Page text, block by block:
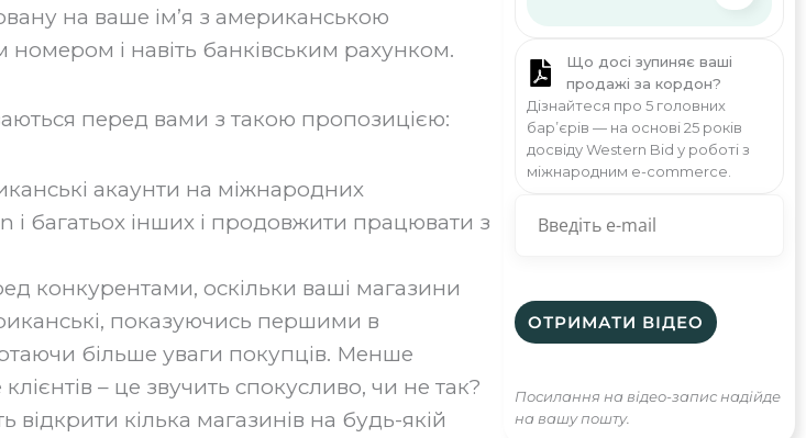
на ваше ім’я з американською
і навіть банківським рахунком.
перед вами з такою пропозицією:‍
акаунти на міжнародних
і багатьох інших і продовжити працювати з
конкурентами, оскільки ваші магазини
показуючись першими в
більше уваги покупців. Менше
– це звучить спокусливо, чи не так?
відкрити кілька магазинів на будь-якій
Що досі зупиняє ваші
продажі за кордон?
Дізнайтеся про 5 головних
бар’єрів — на основі 25 років
досвіду Western Bid у роботі з
міжнародним e-commerce.
Посилання на відео-запис надійде
на вашу пошту.